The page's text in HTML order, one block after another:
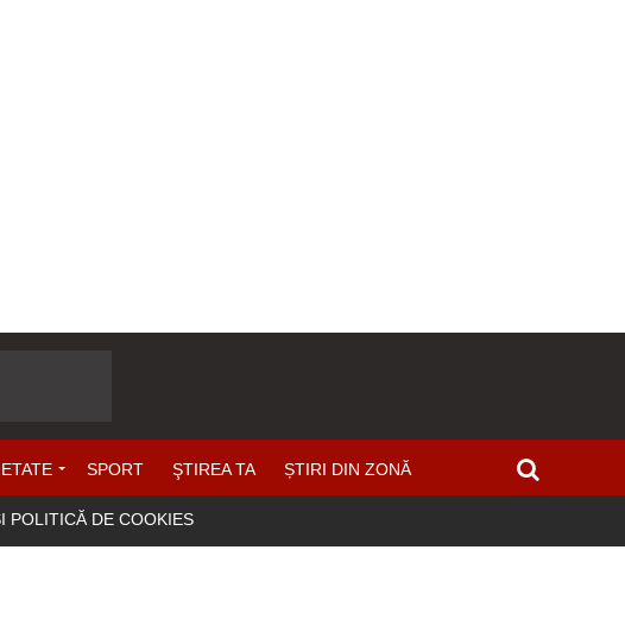
SPORT ŞTIREA TA ȘTIRI DIN ZONĂ
POLITICĂ DE COOKIES